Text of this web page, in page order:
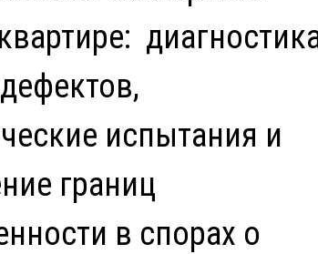
испытания и
границ
в спорах о